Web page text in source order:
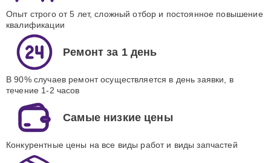
Опыт строго от 5 лет, сложный отбор и постоянное повышение
квалификации
Ремонт за 1 день
В 90% случаев ремонт осуществляется в день заявки, в
течение 1-2 часов
Самые низкие цены
Конкурентные цены на все виды работ и виды запчастей